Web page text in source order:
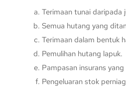
Terimaan tunai daripada
Semua hutang yang
Terimaan dalam bentuk
Pemulihan hutang lapuk.
Pampasan insurans
Pengeluaran stok